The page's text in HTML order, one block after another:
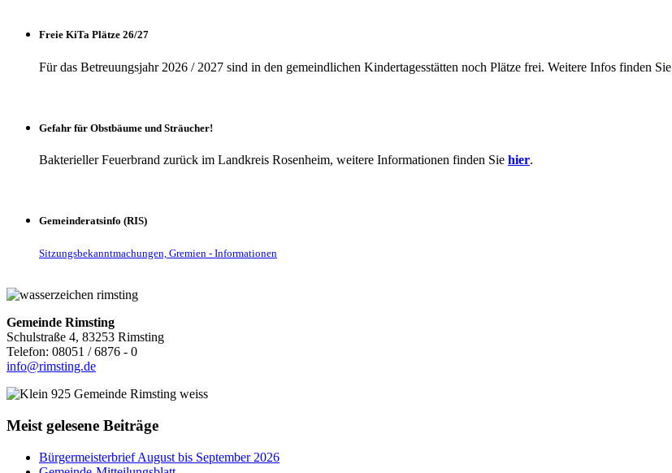
Freie KiTa Plätze 26/27
Für das Betreuungsjahr 2026 / 2027 sind in den gemeindlichen Kindertagesstätten noch Plätze frei. Weitere Infos finden Sie
Gefahr für Obstbäume und Sträucher!
Bakterieller Feuerbrand zurück im Landkreis Rosenheim, weitere Informationen finden Sie hier.
Gemeinderatsinfo (RIS)
Sitzungsbekanntmachungen, Gremien - Informationen
Gemeinde Rimsting
Schulstraße 4, 83253 Rimsting
Telefon: 08051 / 6876 - 0
info@rimsting.de
Meist gelesene Beiträge
Bürgermeisterbrief August bis September 2026